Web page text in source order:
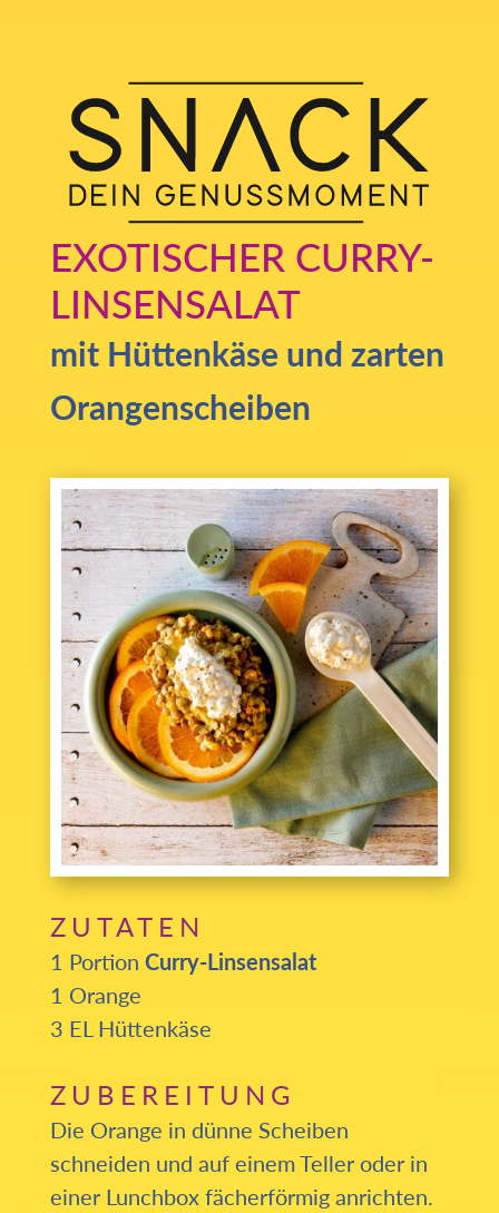
EXOTISCHER CURRY-
LINSENSALAT
mit Hüttenkäse und zarten
Orangenscheiben
ZUTATEN
1 Portion Curry-Linsensalat
1 Orange
3 EL Hüttenkäse
ZUBEREITUNG
Die Orange in dünne Scheiben
schneiden und auf einem Teller oder in
einer Lunchbox fächerförmig anrichten.